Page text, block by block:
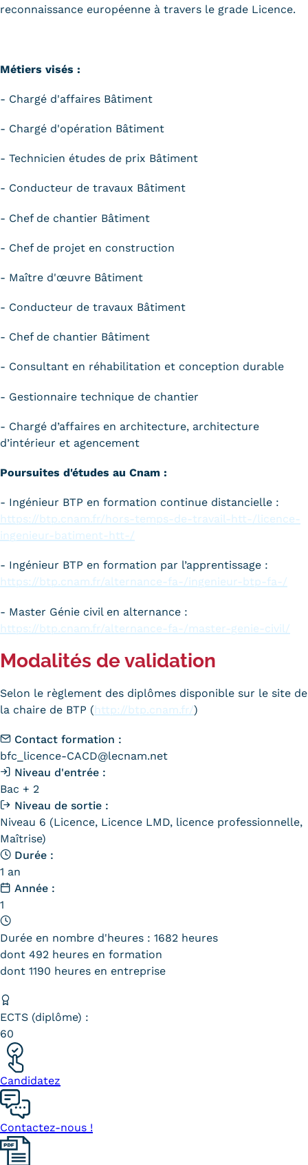
reconnaissance européenne à travers le grade Licence.
Métiers visés :
- Chargé d'affaires Bâtiment
- Chargé d'opération Bâtiment
- Technicien études de prix Bâtiment
- Conducteur de travaux Bâtiment
- Chef de chantier Bâtiment
- Chef de projet en construction
- Maître d'œuvre Bâtiment
- Conducteur de travaux Bâtiment
- Chef de chantier Bâtiment
- Consultant en réhabilitation et conception durable
- Gestionnaire technique de chantier
- Chargé d’affaires en architecture, architecture
d’intérieur et agencement
Poursuites d'études au Cnam :
- Ingénieur BTP en formation continue distancielle :
https://btp.cnam.fr/hors-temps-de-travail-htt-/licence-
ingenieur-batiment-htt-/
- Ingénieur BTP en formation par l’apprentissage :
https://btp.cnam.fr/alternance-fa-/ingenieur-btp-fa-/
- Master Génie civil en alternance :
https://btp.cnam.fr/alternance-fa-/master-genie-civil/
Modalités de validation
Selon le règlement des diplômes disponible sur le site de
la chaire de BTP (http://btp.cnam.fr/)
Contact formation :
bfc_licence-CACD@lecnam.net
Niveau d'entrée :
Bac + 2
Niveau de sortie :
Niveau 6 (Licence, Licence LMD, licence professionnelle,
Maîtrise)
Durée :
1 an
Année :
1
Durée en nombre d'heures : 1682 heures
dont 492 heures en formation
dont 1190 heures en entreprise
ECTS (diplôme) :
60
Candidatez
Contactez-nous !